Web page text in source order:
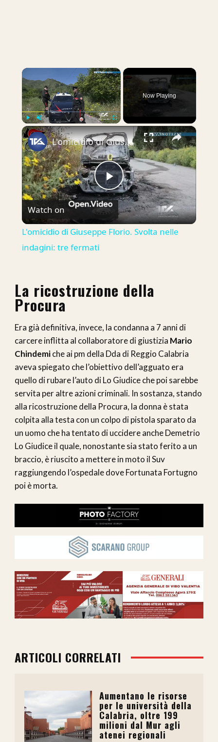
×
Play Unmute
Now Playing
×
Play
Video
L'omicidio di Giuseppe Florio. Svolta nelle indagini: tre fermati
Watch on
L'omicidio di Giuseppe Florio. Svolta nelle
indagini: tre fermati
La ricostruzione della
Procura
Era già definitiva, invece, la condanna a 7 anni di
carcere inflitta al collaboratore di giustizia Mario
Chindemiche ai pm della Dda di Reggio Calabria
aveva spiegato che l’obiettivo dell’agguato era
quello di rubare l’auto di Lo Giudice che poi sarebbe
servita per altre azioni criminali. In sostanza, stando
alla ricostruzione della Procura, la donna è stata
colpita alla testa con un colpo di pistola sparato da
un uomo che ha tentato di uccidere anche Demetrio
Lo Giudice il quale, nonostante sia stato ferito a un
braccio, è riuscito a mettere in moto il Suv
raggiungendo l’ospedale dove Fortunata Fortugno
poi è morta.
ARTICOLI CORRELATI
Aumentano le risorse
per le università della
Calabria, oltre 199
milioni dal Mur agli
atenei regionali